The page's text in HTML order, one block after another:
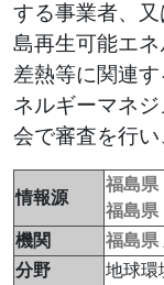
する事業者、
島再生可能エ
差熱等に関連
ネルギーマネ
会で審査を行
情報源
福島県
福島県
機関
福島県
分野
地球環